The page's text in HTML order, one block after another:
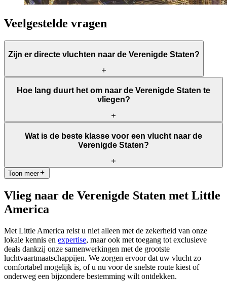
Veelgestelde vragen
Zijn er directe vluchten naar de Verenigde Staten?
Ja, er zijn directe vluchten van Amsterdam naar bijvoorbeeld New
York en Los Angeles. Bij het samenstellen van uw reis worden
tarieven uitgezocht, waarbij u kunt kiezen voor directe vluchten of
meerdere tussenstops.
Hoe lang duurt het om naar de Verenigde Staten te
vliegen?
Vanwege de omvang van de Verenigde Staten hangt het antwoord
op deze vraag af van uw specifieke bestemming. Een directe vlucht
bent naar Los Angeles. Met een tussenstop kan de reistijd variëren,
maar gemiddeld duurt het tussen de 12 en 14 uur, afhankelijk van de
duur van de stop.
Wat is de beste klasse voor een vlucht naar de
Verenigde Staten?
Dit hangt af van uw voorkeur en budget. Premium Economy biedt
een uitstekende balans tussen comfort en prijs, terwijl Business
Class de ultieme luxe biedt voor een comfortabele reis.
Toon meer
Vlieg naar de Verenigde Staten met Little
America
Met Little America reist u niet alleen met de zekerheid van onze
lokale kennis en expertise, maar ook met toegang tot exclusieve
deals dankzij onze samenwerkingen met de grootste
luchtvaartmaatschappijen. We zorgen ervoor dat uw vlucht zo
comfortabel mogelijk is, of u nu voor de snelste route kiest of
onderweg een bijzondere bestemming wilt ontdekken.